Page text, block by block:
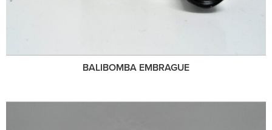
BALIBOMBA EMBRAGUE